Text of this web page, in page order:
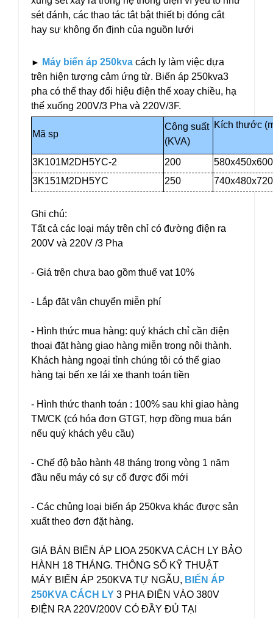
sét đánh, các thao tác tắt bật thiết bị đóng cắt
hay sự không ổn định của nguồn lưới
► Máy biến áp 250kva cách ly làm việc dựa
trên hiện tượng cảm ứng từ. Biến áp 250kva3
pha có thể thay đổi hiệu điện thế xoay chiều, hạ
thế xuống 200V/3 Pha và 220V/3F.
Mã sp
Công suất
(KVA)
Kích thước
3K101M2DH5YC-2 200
580x450x600
3K151M2DH5YC
250 740x480x720
Ghi chú:
Tất cả các loại máy trên chỉ có đường điện ra
200V và 220V /3 Pha
- Giá trên chưa bao gồm thuế vat 10%
- Lắp đăt vân chuyển miễn phí
- Hình thức mua hàng: quý khách chỉ cần điện
thoại đặt hàng giao hàng miễn trong nội thành.
Khách hàng ngoại tỉnh chúng tôi có thể giao
hàng tại bến xe lái xe thanh toán tiền
- Hình thức thanh toán : 100% sau khi giao hàng
TM/CK (có hóa đơn GTGT, hợp đồng mua bán
nếu quý khách yêu cầu)
- Chế độ bảo hành 48 tháng trong vòng 1 năm
đầu nếu máy có sự cố được đổi mới
- Các chủng loại biến áp 250kva khác được sản
xuất theo đơn đặt hàng.
GIÁ BÁN BIẾN ÁP LIOA 250KVA CÁCH LY BẢO
HÀNH 18 THÁNG. THÔNG SỐ KỸ THUẬT
MÁY BIẾN ÁP 250KVA TỰ NGẪU, BIẾN ÁP
250KVA CÁCH LY 3 PHA ĐIỆN VÀO 380V
ĐIỆN RA 220V/200V CÓ ĐẦY ĐỦ TẠI